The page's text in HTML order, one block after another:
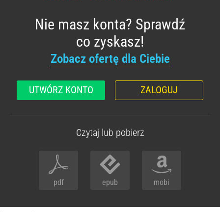
Nie masz konta? Sprawdź
co zyskasz!
Zobacz ofertę dla Ciebie
UTWÓRZ KONTO ZALOGUJ
Czytaj lub pobierz
pdf epub mobi